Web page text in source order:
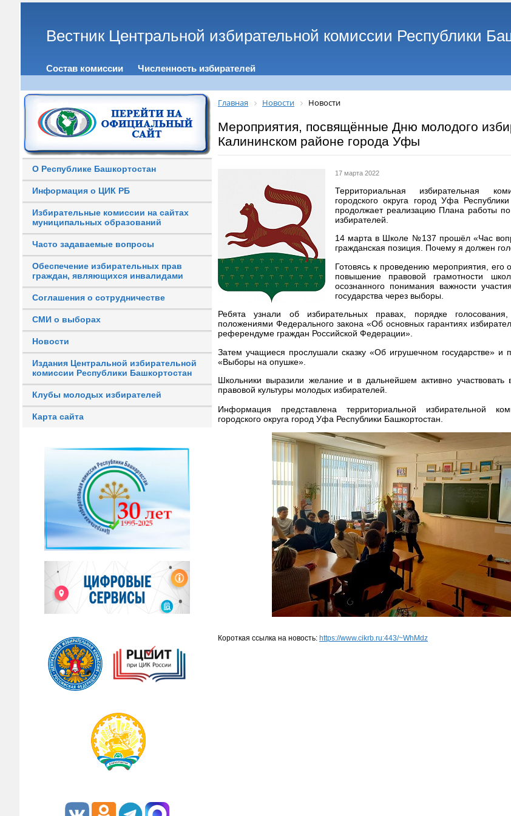
Вестник Центральной избирательной комиссии Республики
Состав комиссии Численность избирателей
О Республике Башкортостан
Информация о ЦИК РБ
Избирательные комиссии на сайтах
муниципальных образований
Часто задаваемые вопросы
Обеспечение избирательных прав
граждан, являющихся инвалидами
Соглашения о сотрудничестве
СМИ о выборах
Новости
Издания Центральной избирательной
комиссии Республики Башкортостан
Клубы молодых избирателей
Карта сайта
Главная Новости Новости
Мероприятия, посвящённые Дню молодого
Калининском районе города Уфы
17 марта 2022
Территориальная избирательная
городского округа город Уфа
продолжает реализацию Плана работы
избирателей.
14 марта в Школе №137 прошёл «Час
гражданская позиция. Почему я должен
Готовясь к проведению мероприятия, его
повышение правовой грамотности
осознанного понимания важности
государства через выборы.
Ребята узнали об избирательных правах, порядке
положениями Федерального закона «Об основных гарантиях
референдуме граждан Российской Федерации».
Затем учащиеся прослушали сказку «Об игрушечном государстве» и
«Выборы на опушке».
Школьники выразили желание и в дальнейшем активно
правовой культуры молодых избирателей.
Информация представлена территориальной избирательной
городского округа город Уфа Республики Башкортостан.
Короткая ссылка на новость: https://www.cikrb.ru:443/~WhMdz